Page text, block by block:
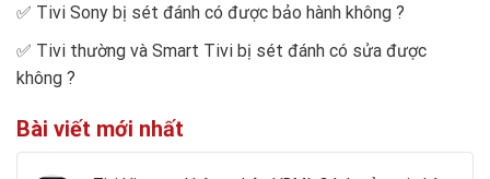
✅ Tivi Sony bị sét đánh có được bảo hành không ?
✅ Tivi thường và Smart Tivi bị sét đánh có sửa được
không ?
Bài viết mới nhất